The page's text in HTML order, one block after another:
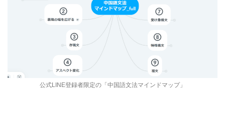
公式LINE登録者限定の「中国語文法マインドマップ」